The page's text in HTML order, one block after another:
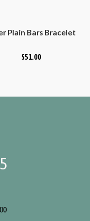
Plain Bars Bracelet
$51.00